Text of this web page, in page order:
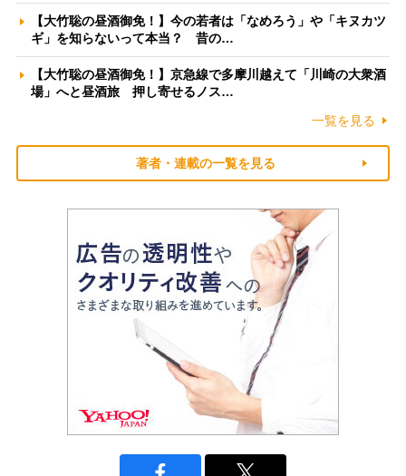
【大竹聡の昼酒御免！】今の若者は「なめろう」や「キヌカツ
ギ」を知らないって本当？ 昔の…
【大竹聡の昼酒御免！】京急線で多摩川越えて「川崎の大衆酒
場」へと昼酒旅 押し寄せるノス…
一覧を見る
著者・連載の一覧を見る